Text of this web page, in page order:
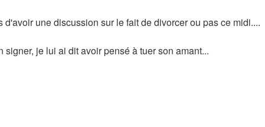
une discussion sur le fait de divorcer ou pas ce midi....
je lui ai dit avoir pensé à tuer son amant...